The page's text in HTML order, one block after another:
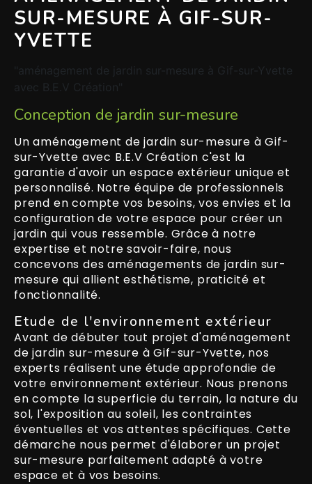
SUR-MESURE À GIF-SUR-
YVETTE
"aménagement de jardin sur-mesure à Gif-sur-Yvette
avec B.E.V Création"
Conception de jardin sur-mesure
Un aménagement de jardin sur-mesure à Gif-
sur-Yvette avec B.E.V Création c'est la
garantie d'avoir un espace extérieur unique et
personnalisé. Notre équipe de professionnels
prend en compte vos besoins, vos envies et la
configuration de votre espace pour créer un
jardin qui vous ressemble. Grâce à notre
expertise et notre savoir-faire, nous
concevons des aménagements de jardin sur-
mesure qui allient esthétisme, praticité et
fonctionnalité.
Etude de l'environnement extérieur
Avant de débuter tout projet d'aménagement
de jardin sur-mesure à Gif-sur-Yvette, nos
experts réalisent une étude approfondie de
votre environnement extérieur. Nous prenons
en compte la superficie du terrain, la nature du
sol, l'exposition au soleil, les contraintes
éventuelles et vos attentes spécifiques. Cette
démarche nous permet d'élaborer un projet
sur-mesure parfaitement adapté à votre
espace et à vos besoins.